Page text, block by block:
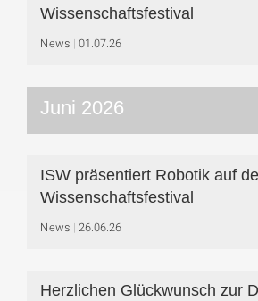
Wissenschaftsfestival
News 01.07.26
Juni 2026
ISW präsentiert Robotik auf
Wissenschaftsfestival
News 26.06.26
Herzlichen Glückwunsch zur